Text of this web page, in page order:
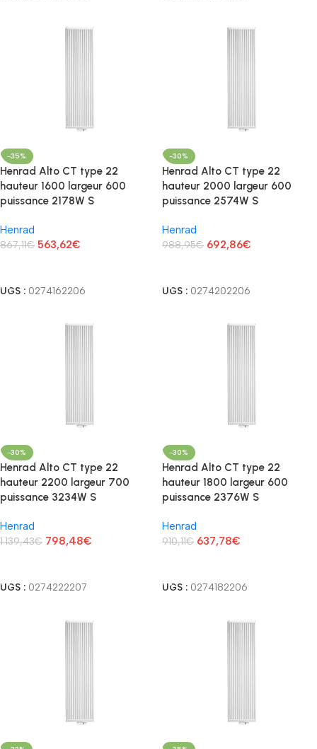
-35%
Henrad Alto CT type 22
hauteur 1600 largeur 600
puissance 2178W S
Henrad
867,11€ 563,62€
UGS : 0274162206
-30%
Henrad Alto CT type 22
hauteur 2000 largeur 600
puissance 2574W S
Henrad
988,95€ 692,86€
UGS : 0274202206
-30%
Henrad Alto CT type 22
hauteur 2200 largeur 700
puissance 3234W S
Henrad
1.139,43€ 798,48€
UGS : 0274222207
-30%
Henrad Alto CT type 22
hauteur 1800 largeur 600
puissance 2376W S
Henrad
910,11€ 637,78€
UGS : 0274182206